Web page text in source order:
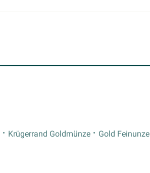
Krügerrand Goldmünze
Gold Feinunze